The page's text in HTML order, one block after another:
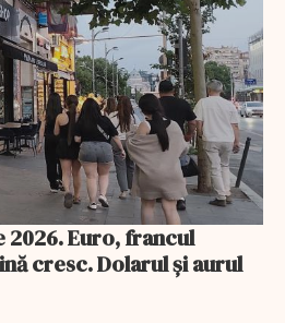
2026. Euro, francul
cresc. Dolarul și aurul